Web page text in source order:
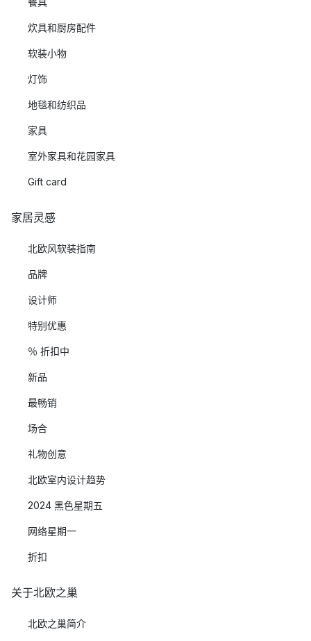
炊具和厨房配件
软装小物
灯饰
地毯和纺织品
家具
室外家具和花园家具
Gift card
家居灵感
北欧风软装指南
品牌
设计师
特别优惠
％ 折扣中
新品
最畅销
场合
礼物创意
北欧室内设计趋势
2024 黑色星期五
网络星期一
折扣
关于北欧之巢
北欧之巢简介